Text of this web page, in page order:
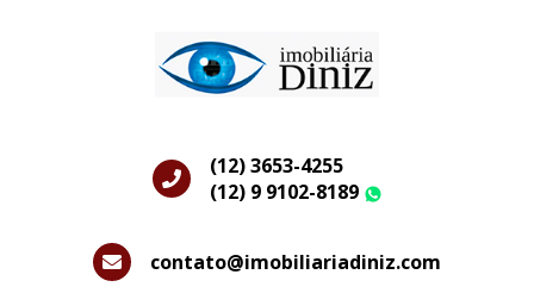
(12) 3653-4255
(12) 9 9102-8189
contato@imobiliariadiniz.com